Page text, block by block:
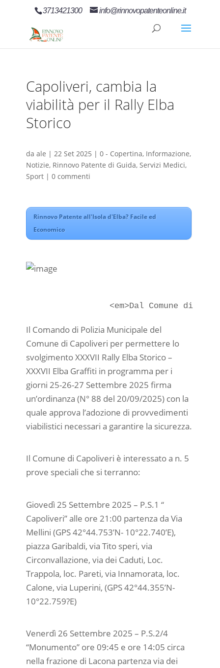
3713421300 info@rinnovopatenteonline.it
Capoliveri, cambia la
viabilità per il Rally Elba
Storico
da ale | 22 Set 2025 | 0 - Copertina, Informazione,
Notizie, Rinnovo Patente di Guida, Servizi Medici,
Sport| 0 commenti
Rinnovo Patente all'Isola d'Elba? Facile ed
Economico
Il Comando di Polizia Municipale del
Comune di Capoliveri per permettere lo
svolgimento XXXVII Rally Elba Storico –
XXXVII Elba Graffiti in programma per i
giorni 25-26-27 Settembre 2025 firma
un’ordinanza (N° 88 del 20/09/2025) con la
quale approva l’adozione di provvedimenti
viabilistici necessari a garantire la sicurezza.
Il Comune di Capoliveri è interessato a n. 5
prove speciali che si terranno:
Giovedì 25 Settembre 2025 – P.S.1 “
Capoliveri” alle ore 21:00 partenza da Via
Mellini (GPS 42°44.753’N- 10°22.740’E),
piazza Garibaldi, via Tito speri, via
Circonvallazione, via dei Caduti, Loc.
Trappola, loc. Pareti, via Innamorata, loc.
Calone, via Luperini, (GPS 42°44.355’N-
10°22.759?E)
Venerdì 26 Settembre 2025 – P.S.2/4
“Monumento” ore 09:45 e ore 14:05 circa
nella frazione di Lacona partenza via dei